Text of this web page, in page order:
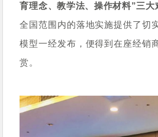
育理念、教学法、操作材料”三大
全国范围内的落地实施提供了切
模型一经发布，便得到在座经销
赏。